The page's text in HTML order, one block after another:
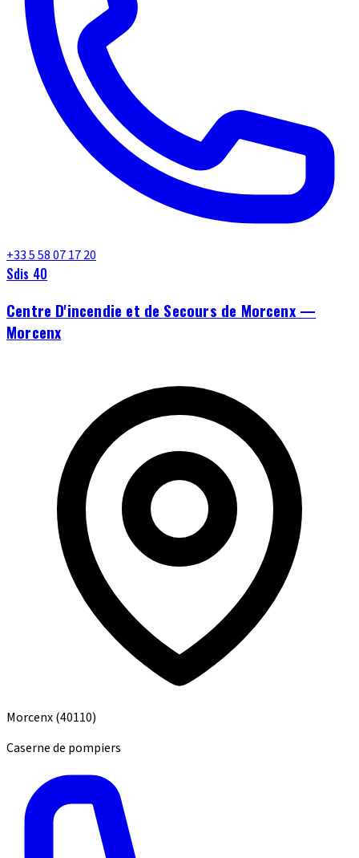
+33 5 58 07 17 20
Sdis 40
Centre D'incendie et de Secours de Morcenx —
Morcenx
Morcenx(40110)
Caserne de pompiers